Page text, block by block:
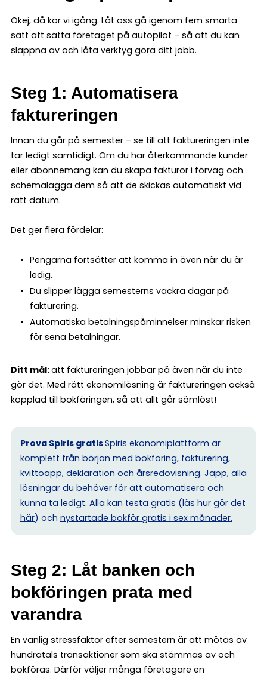
Okej, då kör vi igång. Låt oss gå igenom fem smarta
sätt att sätta företaget på autopilot – så att du kan
slappna av och låta verktyg göra ditt jobb.
Steg 1: Automatisera
faktureringen
Innan du går på semester – se till att faktureringen inte
tar ledigt samtidigt. Om du har återkommande kunder
eller abonnemang kan du skapa fakturor i förväg och
schemalägga dem så att de skickas automatiskt vid
rätt datum.
Det ger flera fördelar:
Pengarna fortsätter att komma in även när du är
ledig.
Du slipper lägga semesterns vackra dagar på
fakturering.
Automatiska betalningspåminnelser minskar risken
för sena betalningar.
Ditt mål:att faktureringen jobbar på även när du inte
gör det. Med rätt ekonomilösning är faktureringen också
kopplad till bokföringen, så att allt går sömlöst!
Prova Spiris gratisSpiris ekonomiplattform är
komplett från början med bokföring, fakturering,
kvittoapp, deklaration och årsredovisning. Japp, alla
lösningar du behöver för att automatisera och
kunna ta ledigt. Alla kan testa gratis (läs hur gör det
här) och nystartade bokför gratis i sex månader.
Steg 2: Låt banken och
bokföringen prata med
varandra
En vanlig stressfaktor efter semestern är att mötas av
hundratals transaktioner som ska stämmas av och
bokföras. Därför väljer många företagare en